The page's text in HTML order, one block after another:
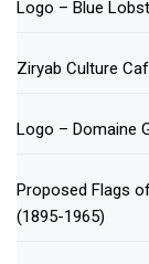
Logo – Blue
Ziryab Culture
Logo – Domaine
Proposed Flags
(1895-1965)